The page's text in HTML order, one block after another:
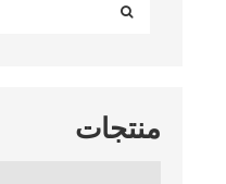
منتجات